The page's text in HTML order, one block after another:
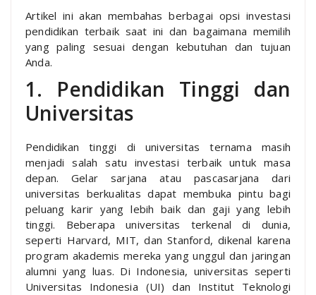
Artikel ini akan membahas berbagai opsi investasi
pendidikan terbaik saat ini dan bagaimana memilih
yang paling sesuai dengan kebutuhan dan tujuan
Anda.
1. Pendidikan Tinggi dan
Universitas
Pendidikan tinggi di universitas ternama masih
menjadi salah satu investasi terbaik untuk masa
depan. Gelar sarjana atau pascasarjana dari
universitas berkualitas dapat membuka pintu bagi
peluang karir yang lebih baik dan gaji yang lebih
tinggi. Beberapa universitas terkenal di dunia,
seperti Harvard, MIT, dan Stanford, dikenal karena
program akademis mereka yang unggul dan jaringan
alumni yang luas. Di Indonesia, universitas seperti
Universitas Indonesia (UI) dan Institut Teknologi